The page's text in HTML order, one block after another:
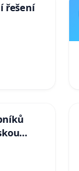
řešení